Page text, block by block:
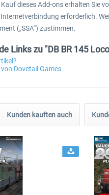
dieses Add-ons erhalten Sie
erforderlich.
(„SSA“) zustimmen.
Links zu "DB BR 145
Dovetail Games
Kunden kauften auch